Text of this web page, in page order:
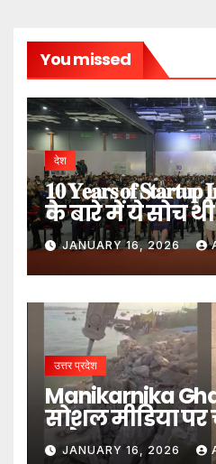
You missed
देश
𝟏𝟎 𝐘𝐞𝐚𝐫𝐬 𝐨𝐟 𝐒𝐭𝐚𝐫𝐭𝐮𝐩
के बारे में ये सोच
JANUARY 16, 2026
उत्तर प्रदेश
Manikarnika
सोशल मीडिया पर
दावे- DM
JANUARY 16, 2026